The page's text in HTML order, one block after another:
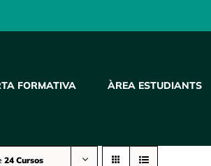
FORMATIVA ÀREA ESTUDIANTS
24 Cursos